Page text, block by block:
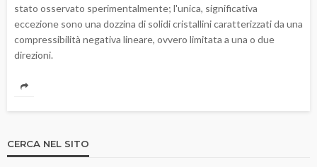
stato osservato sperimentalmente; l'unica, significativa
eccezione sono una dozzina di solidi cristallini caratterizzati da una
compressibilità negativa lineare, ovvero limitata a una o due
direzioni.
CERCA NEL SITO